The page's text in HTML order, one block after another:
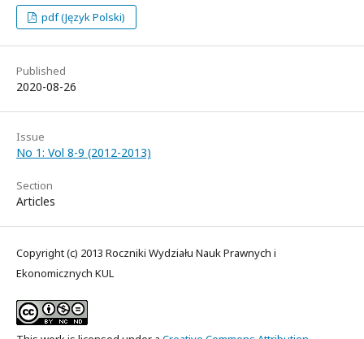
pdf (Język Polski)
Published
2020-08-26
Issue
No 1: Vol 8-9 (2012-2013)
Section
Articles
Copyright (c) 2013 Roczniki Wydziału Nauk Prawnych i
Ekonomicznych KUL